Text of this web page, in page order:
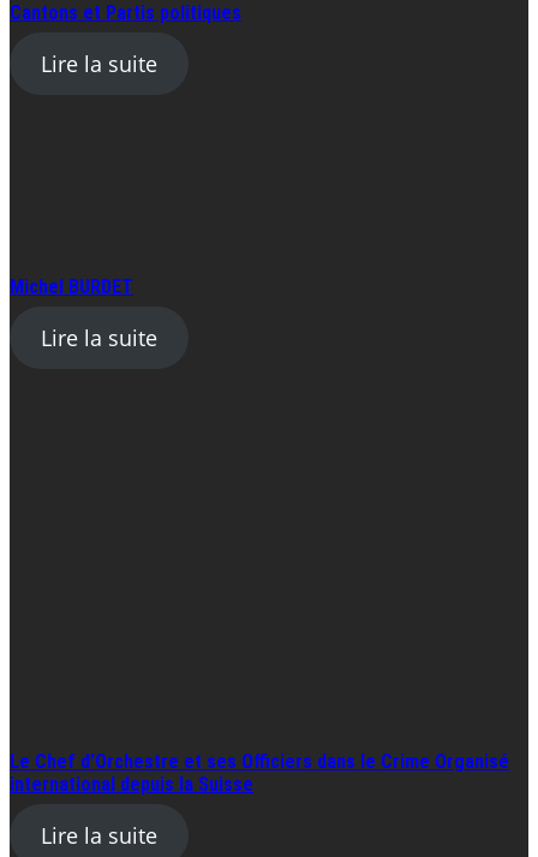
Cantons et Partis politiques
Lire la suite
Michel BURDET
Lire la suite
Le Chef d’Orchestre et ses Officiers dans le Crime Organisé
international depuis la Suisse
Lire la suite